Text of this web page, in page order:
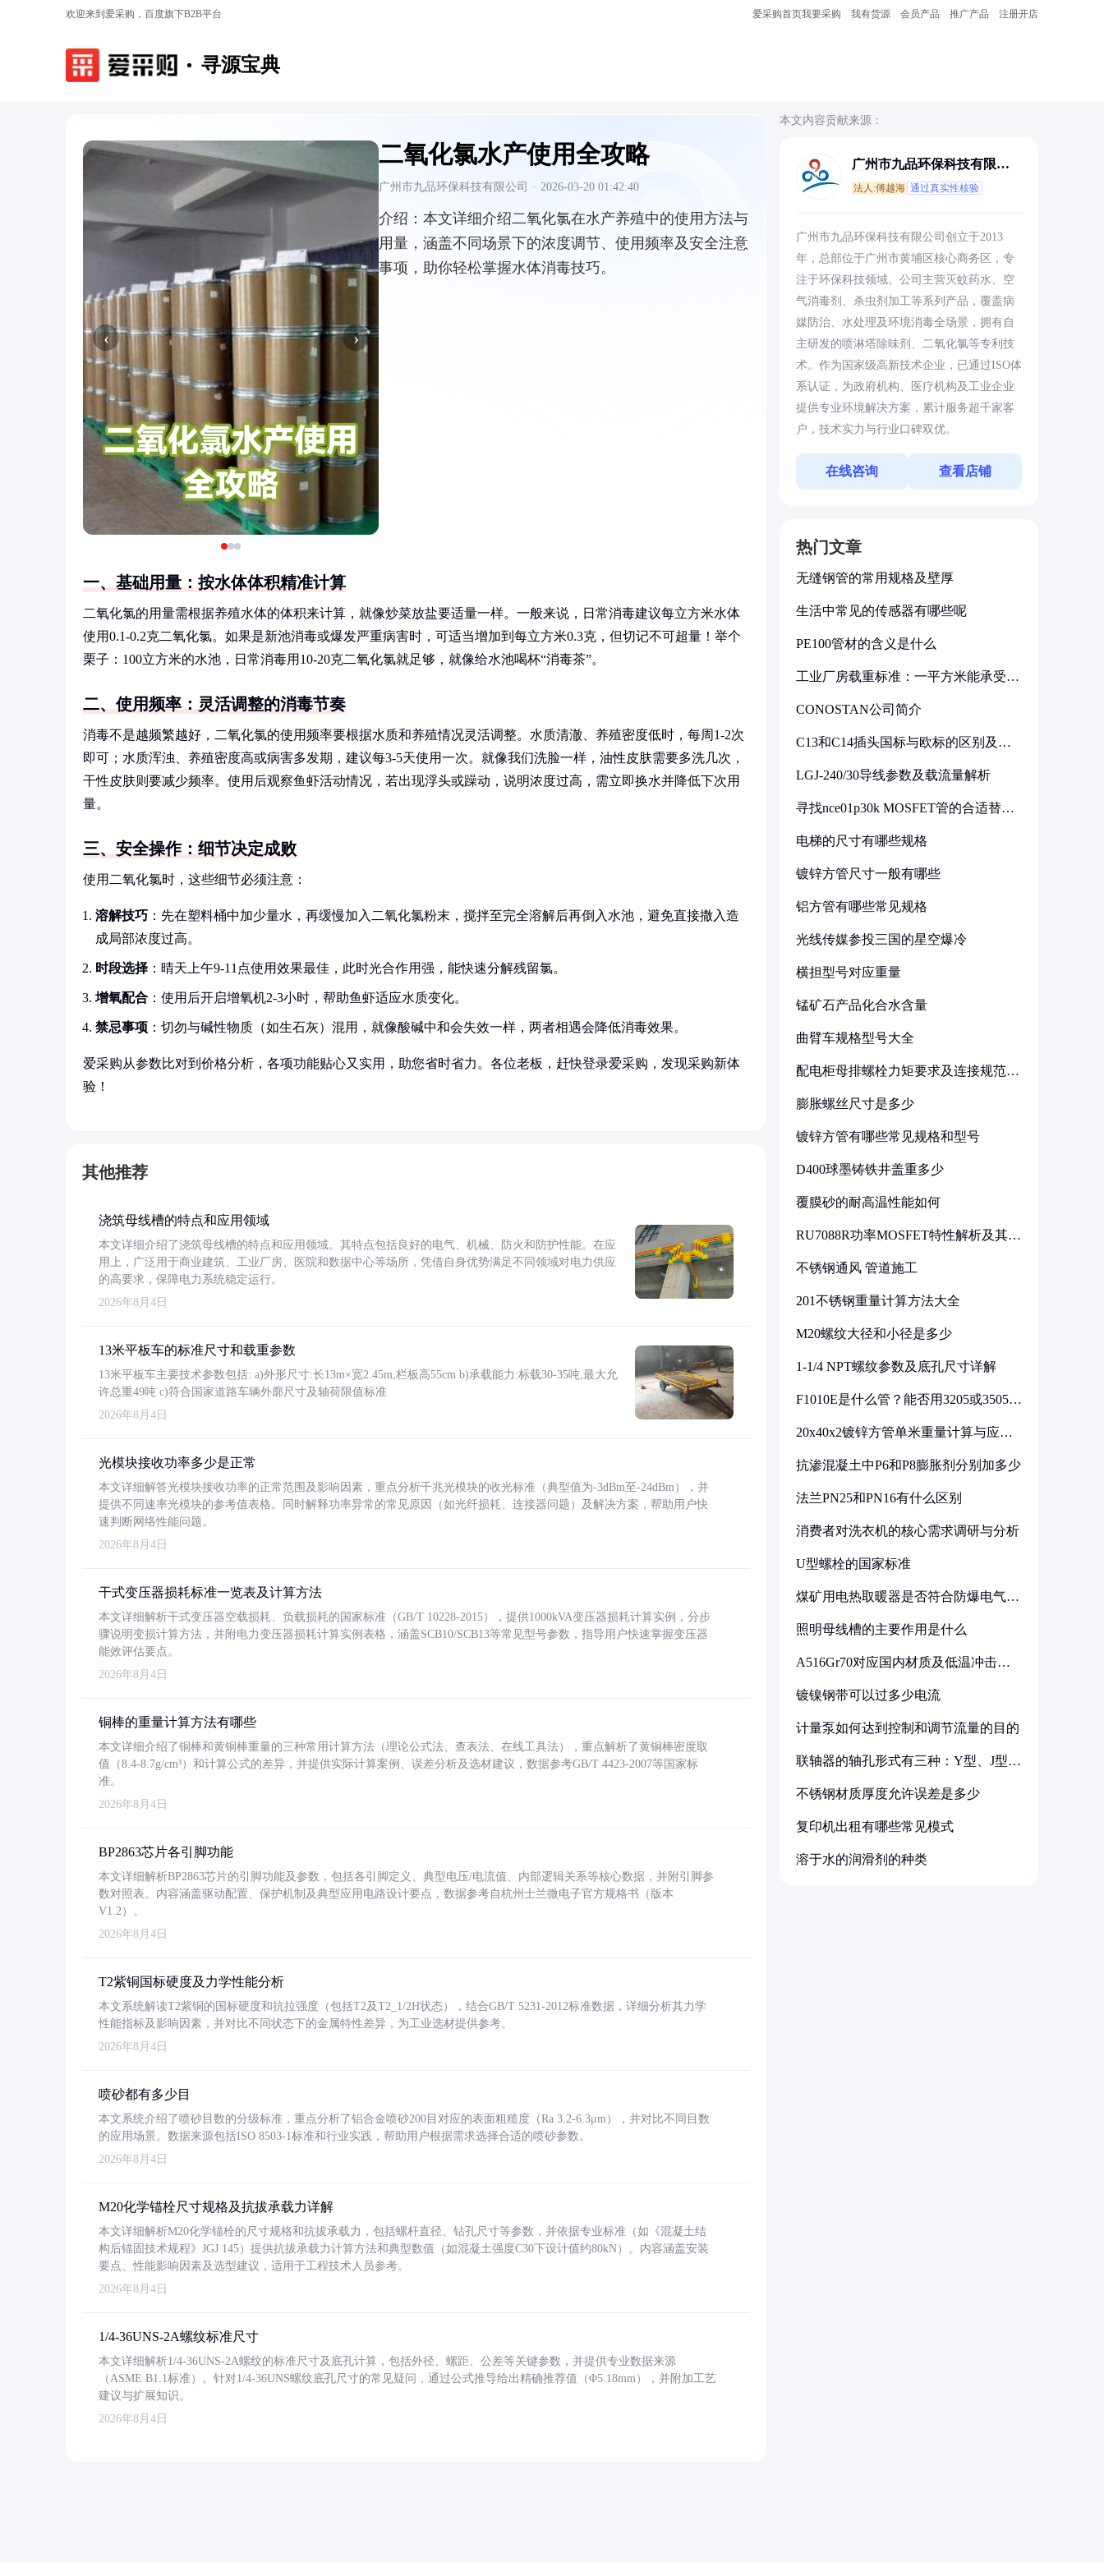
欢迎来到爱采购，百度旗下B2B平台 爱采购首页我要采购 我有货源 会员产品 推广产品 注册开店
寻源宝典
‹ ›
二氧化氯水产使用全攻略
广州市九品环保科技有限公司 · 2026-03-20 01:42:40
介绍： 本文详细介绍二氧化氯在水产养殖中的使用方法与
用量，涵盖不同场景下的浓度调节、使用频率及安全注意
事项，助你轻松掌握水体消毒技巧。
一、基础用量：按水体体积精准计算
二氧化氯的用量需根据养殖水体的体积来计算，就像炒菜放盐要适量一样。一般来说，日常消毒建议每立方米水体
使用0.1-0.2克二氧化氯。如果是新池消毒或爆发严重病害时，可适当增加到每立方米0.3克，但切记不可超量！举个
栗子：100立方米的水池，日常消毒用10-20克二氧化氯就足够，就像给水池喝杯“消毒茶”。
二、使用频率：灵活调整的消毒节奏
消毒不是越频繁越好，二氧化氯的使用频率要根据水质和养殖情况灵活调整。水质清澈、养殖密度低时，每周1-2次
即可；水质浑浊、养殖密度高或病害多发期，建议每3-5天使用一次。就像我们洗脸一样，油性皮肤需要多洗几次，
干性皮肤则要减少频率。使用后观察鱼虾活动情况，若出现浮头或躁动，说明浓度过高，需立即换水并降低下次用
量。
三、安全操作：细节决定成败
使用二氧化氯时，这些细节必须注意：
溶解技巧 ：先在塑料桶中加少量水，再缓慢加入二氧化氯粉末，搅拌至完全溶解后再倒入水池，避免直接撒入造
成局部浓度过高。
时段选择 ：晴天上午9-11点使用效果最佳，此时光合作用强，能快速分解残留氯。
增氧配合 ：使用后开启增氧机2-3小时，帮助鱼虾适应水质变化。
禁忌事项 ：切勿与碱性物质（如生石灰）混用，就像酸碱中和会失效一样，两者相遇会降低消毒效果。
爱采购从参数比对到价格分析，各项功能贴心又实用，助您省时省力。各位老板，赶快登录爱采购，发现采购新体
验！
其他推荐
浇筑母线槽的特点和应用领域
本文详细介绍了浇筑母线槽的特点和应用领域。其特点包括良好的电气、机械、防火和防护性能。在应
用上，广泛用于商业建筑、工业厂房、医院和数据中心等场所，凭借自身优势满足不同领域对电力供应
的高要求，保障电力系统稳定运行。
2026年8月4日
13米平板车的标准尺寸和载重参数
13米平板车主要技术参数包括: a)外形尺寸:长13m×宽2.45m,栏板高55cm b)承载能力:标载30-35吨,最大允
许总重49吨 c)符合国家道路车辆外廓尺寸及轴荷限值标准
2026年8月4日
光模块接收功率多少是正常
本文详细解答光模块接收功率的正常范围及影响因素，重点分析千兆光模块的收光标准（典型值为-3dBm至-24dBm），并
提供不同速率光模块的参考值表格。同时解释功率异常的常见原因（如光纤损耗、连接器问题）及解决方案，帮助用户快
速判断网络性能问题。
2026年8月4日
干式变压器损耗标准一览表及计算方法
本文详细解析干式变压器空载损耗、负载损耗的国家标准（GB/T 10228-2015），提供1000kVA变压器损耗计算实例，分步
骤说明变损计算方法，并附电力变压器损耗计算实例表格，涵盖SCB10/SCB13等常见型号参数，指导用户快速掌握变压器
能效评估要点。
2026年8月4日
铜棒的重量计算方法有哪些
本文详细介绍了铜棒和黄铜棒重量的三种常用计算方法（理论公式法、查表法、在线工具法），重点解析了黄铜棒密度取
值（8.4-8.7g/cm³）和计算公式的差异，并提供实际计算案例、误差分析及选材建议，数据参考GB/T 4423-2007等国家标
准。
2026年8月4日
BP2863芯片各引脚功能
本文详细解析BP2863芯片的引脚功能及参数，包括各引脚定义、典型电压/电流值、内部逻辑关系等核心数据，并附引脚参
数对照表。内容涵盖驱动配置、保护机制及典型应用电路设计要点，数据参考自杭州士兰微电子官方规格书（版本
V1.2）。
2026年8月4日
T2紫铜国标硬度及力学性能分析
本文系统解读T2紫铜的国标硬度和抗拉强度（包括T2及T2_1/2H状态），结合GB/T 5231-2012标准数据，详细分析其力学
性能指标及影响因素，并对比不同状态下的金属特性差异，为工业选材提供参考。
2026年8月4日
喷砂都有多少目
本文系统介绍了喷砂目数的分级标准，重点分析了铝合金喷砂200目对应的表面粗糙度（Ra 3.2-6.3μm），并对比不同目数
的应用场景。数据来源包括ISO 8503-1标准和行业实践，帮助用户根据需求选择合适的喷砂参数。
2026年8月4日
M20化学锚栓尺寸规格及抗拔承载力详解
本文详细解析M20化学锚栓的尺寸规格和抗拔承载力，包括螺杆直径、钻孔尺寸等参数，并依据专业标准（如《混凝土结
构后锚固技术规程》JGJ 145）提供抗拔承载力计算方法和典型数值（如混凝土强度C30下设计值约80kN）。内容涵盖安装
要点、性能影响因素及选型建议，适用于工程技术人员参考。
2026年8月4日
1/4-36UNS-2A螺纹标准尺寸
本文详细解析1/4-36UNS-2A螺纹的标准尺寸及底孔计算，包括外径、螺距、公差等关键参数，并提供专业数据来源
（ASME B1.1标准）。针对1/4-36UNS螺纹底孔尺寸的常见疑问，通过公式推导给出精确推荐值（Φ5.18mm），并附加工艺
建议与扩展知识。
2026年8月4日
本文内容贡献来源：
广州市九品环保科技有限公
法人:傅越海 通过真实性核验
广州市九品环保科技有限公司创立于2013
年，总部位于广州市黄埔区核心商务区，专
注于环保科技领域。公司主营灭蚊药水、空
气消毒剂、杀虫剂加工等系列产品，覆盖病
媒防治、水处理及环境消毒全场景，拥有自
主研发的喷淋塔除味剂、二氧化氯等专利技
术。作为国家级高新技术企业，已通过ISO体
系认证，为政府机构、医疗机构及工业企业
提供专业环境解决方案，累计服务超千家客
户，技术实力与行业口碑双优。
在线咨询 查看店铺
热门文章
无缝钢管的常用规格及壁厚
生活中常见的传感器有哪些呢
PE100管材的含义是什么
工业厂房载重标准：一平方米能承受多
CONOSTAN公司简介
C13和C14插头国标与欧标的区别及其
LGJ-240/30导线参数及载流量解析
寻找nce01p30k MOSFET管的合适替代
电梯的尺寸有哪些规格
镀锌方管尺寸一般有哪些
铝方管有哪些常见规格
光线传媒参投三国的星空爆冷
横担型号对应重量
锰矿石产品化合水含量
曲臂车规格型号大全
配电柜母排螺栓力矩要求及连接规范详
膨胀螺丝尺寸是多少
镀锌方管有哪些常见规格和型号
D400球墨铸铁井盖重多少
覆膜砂的耐高温性能如何
RU7088R功率MOSFET特性解析及其在
不锈钢通风 管道施工
201不锈钢重量计算方法大全
M20螺纹大径和小径是多少
1-1/4 NPT螺纹参数及底孔尺寸详解
F1010E是什么管？能否用3205或3505代
20x40x2镀锌方管单米重量计算与应用
抗渗混凝土中P6和P8膨胀剂分别加多少
法兰PN25和PN16有什么区别
消费者对洗衣机的核心需求调研与分析
U型螺栓的国家标准
煤矿用电热取暖器是否符合防爆电气设
照明母线槽的主要作用是什么
A516Gr70对应国内材质及低温冲击要
镀镍钢带可以过多少电流
计量泵如何达到控制和调节流量的目的
联轴器的轴孔形式有三种：Y型、J型、
不锈钢材质厚度允许误差是多少
复印机出租有哪些常见模式
溶于水的润滑剂的种类